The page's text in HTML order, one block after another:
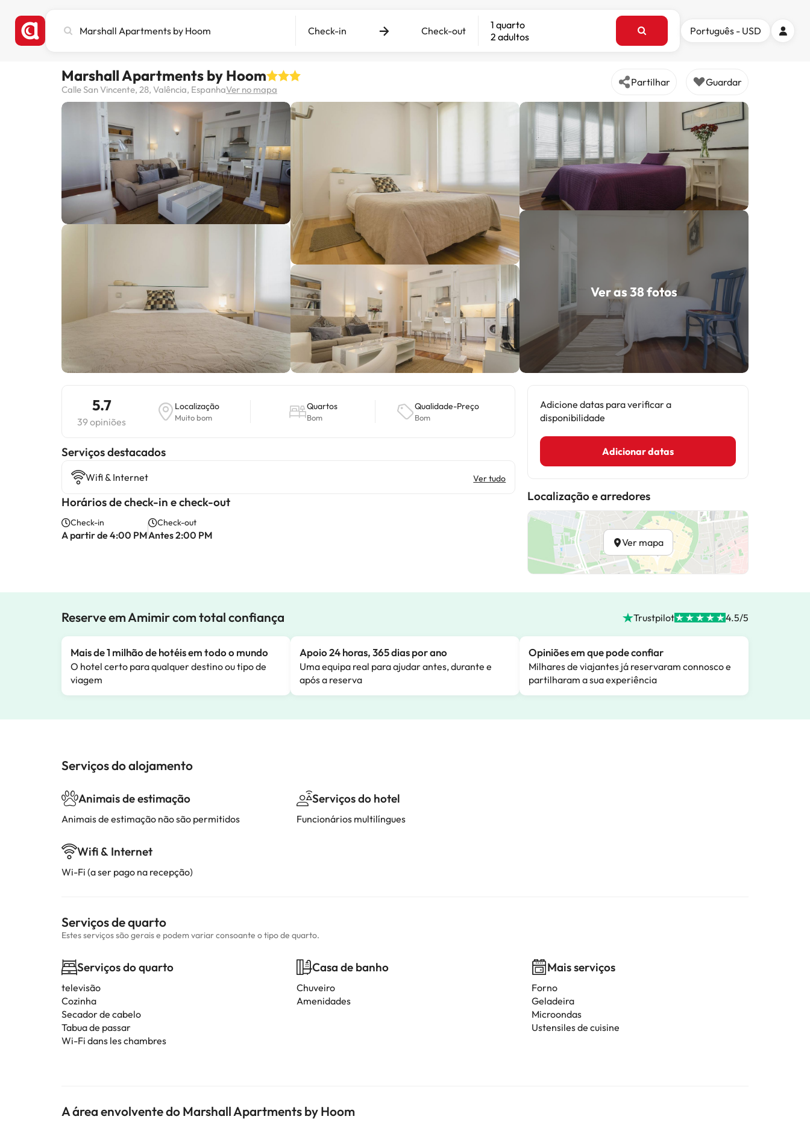
cidade,
destino
Check-in Check-out
1 quarto
2 adultos
Português - USD
Marshall Apartments by Hoom
Calle San Vincente, 28, Valência, EspanhaVer no mapa
Partilhar Guardar
Ver as 38 fotos
5.7
39 opiniões
Localização
Muito bom
Quartos
Bom
Qualidade-Preço
Bom
Serviços destacados
Wifi & Internet Ver tudo
Horários de check-in e check-out
Check-in
A partir de 4:00 PM
Check-out
Antes 2:00 PM
Adicione datas para verificar a
disponibilidade
Adicionar datas
Localização e arredores
Ver mapa
Reserve em Amimir com total confiança Trustpilot 4.5/5
Mais de 1 milhão de hotéis em todo o mundo
O hotel certo para qualquer destino ou tipo de
viagem
Apoio 24 horas, 365 dias por ano
Uma equipa real para ajudar antes, durante e
após a reserva
Opiniões em que pode confiar
Milhares de viajantes já reservaram connosco e
partilharam a sua experiência
Serviços do alojamento
Animais de estimação
Animais de estimação não são permitidos
Wifi & Internet
Wi-Fi (a ser pago na recepção)
Serviços do hotel
Funcionários multilíngues
Serviços de quarto
Estes serviços são gerais e podem variar consoante o tipo de quarto.
Serviços do quarto
televisão
Cozinha
Secador de cabelo
Tabua de passar
Wi-Fi dans les chambres
Casa de banho
Chuveiro
Amenidades
Mais serviços
Forno
Geladeira
Microondas
Ustensiles de cuisine
A área envolvente do Marshall Apartments by Hoom